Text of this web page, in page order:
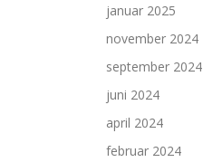
januar 2025
november 2024
september 2024
juni 2024
april 2024
februar 2024